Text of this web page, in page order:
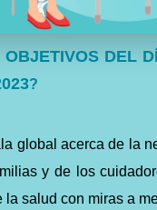
DEL
?
global acerca de la
y de los
salud con miras a